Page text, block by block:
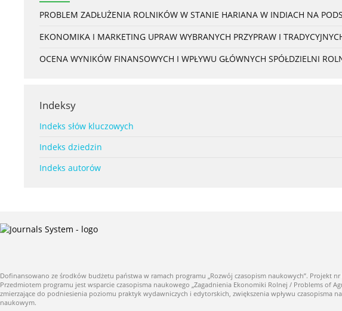
PROBLEM ZADŁUŻENIA ROLNIKÓW W STANIE HARIANA W INDIACH NA
EKONOMIKA I MARKETING UPRAW WYBRANYCH PRZYPRAW I
OCENA WYNIKÓW FINANSOWYCH I WPŁYWU GŁÓWNYCH SPÓŁDZIELNI
Indeksy
Indeks słów kluczowych
Indeks dziedzin
Indeks autorów
Dofinansowano ze środków budżetu państwa w ramach programu „Rozwój czasopism naukowych”. Projekt nr
Przedmiotem programu jest wsparcie czasopisma naukowego „Zagadnienia Ekonomiki Rolnej / Problems of
zmierzające do podniesienia poziomu praktyk wydawniczych i edytorskich, zwiększenia wpływu czasopisma
naukowym.